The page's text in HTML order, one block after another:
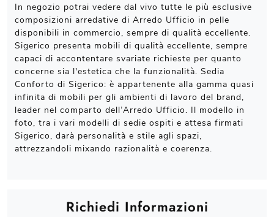
In negozio potrai vedere dal vivo tutte le più esclusive
composizioni arredative di Arredo Ufficio in pelle
disponibili in commercio, sempre di qualità eccellente.
Sigerico presenta mobili di qualità eccellente, sempre
capaci di accontentare svariate richieste per quanto
concerne sia l'estetica che la funzionalità. Sedia
Conforto di Sigerico: è appartenente alla gamma quasi
infinita di mobili per gli ambienti di lavoro del brand,
leader nel comparto dell’Arredo Ufficio. Il modello in
foto, tra i vari modelli di sedie ospiti e attesa firmati
Sigerico, darà personalità e stile agli spazi,
attrezzandoli mixando razionalità e coerenza.
Richiedi Informazioni